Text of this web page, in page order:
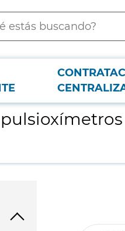
destino a los centros sanitarios